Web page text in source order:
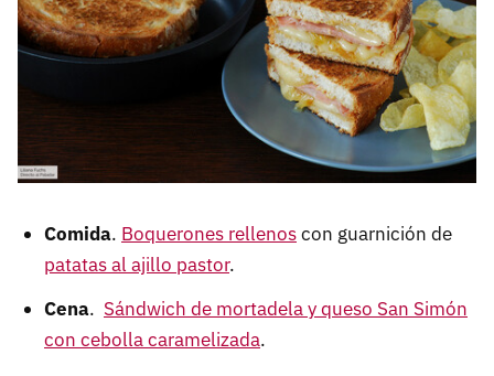
Comida. Boquerones rellenoscon guarnición de
patatas al ajillo pastor.
Cena. Sándwich de mortadela y queso San Simón
con cebolla caramelizada.